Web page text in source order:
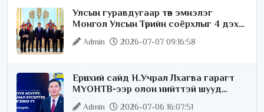
Улсын гуравдугаар төв эмнэлэг
Монгол Улсын Төрийн соёрхлыг 4 дэх
удаагаа хүртлээ
Admin 2026-07-07 09:16:58
Ерөнхий сайд Н.Учрал Лхагва гарагт
МҮОНТВ-ээр олон нийттэй шууд
ярилцана
Admin 2026-07-06 16:07:51